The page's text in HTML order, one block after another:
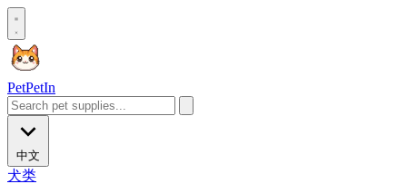
PetPetIn
中文
犬类